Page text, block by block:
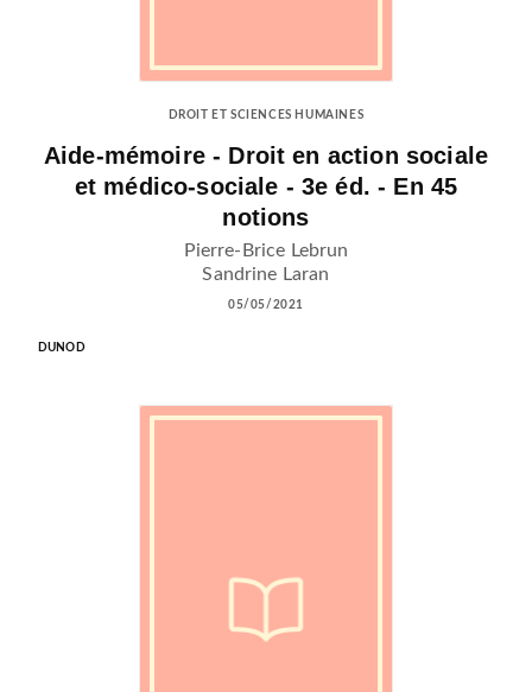
DROIT ET SCIENCES HUMAINES
Aide-mémoire - Droit en action sociale
et médico-sociale - 3e éd. - En 45
notions
Pierre-Brice Lebrun
Sandrine Laran
05/05/2021
DUNOD